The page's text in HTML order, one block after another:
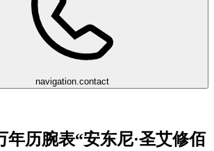
navigation.contact
年历腕表“安东尼·圣艾修佰